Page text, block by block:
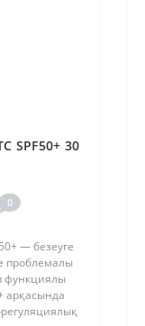
SPF50+ 30
0
— безеуге
проблемалы
функциялы
арқасында